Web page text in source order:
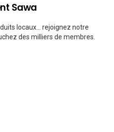
Sawa
locaux... rejoignez notre
des milliers de membres.